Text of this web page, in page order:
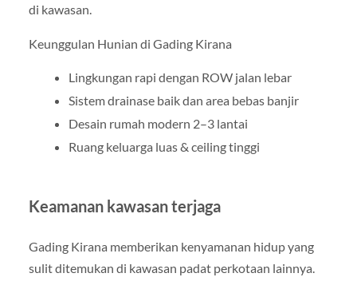
di kawasan.
Keunggulan Hunian di Gading Kirana
Lingkungan rapi dengan ROW jalan lebar
Sistem drainase baik dan area bebas banjir
Desain rumah modern 2–3 lantai
Ruang keluarga luas & ceiling tinggi
Keamanan kawasan terjaga
Gading Kirana memberikan kenyamanan hidup yang
sulit ditemukan di kawasan padat perkotaan lainnya.